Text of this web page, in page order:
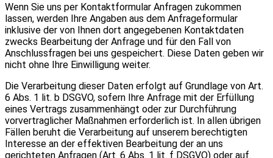
Wenn Sie uns per Kontaktformular Anfragen zukommen
lassen, werden Ihre Angaben aus dem Anfrageformular
inklusive der von Ihnen dort angegebenen Kontaktdaten
zwecks Bearbeitung der Anfrage und für den Fall von
Anschlussfragen bei uns gespeichert. Diese Daten geben wir
nicht ohne Ihre Einwilligung weiter.
Die Verarbeitung dieser Daten erfolgt auf Grundlage von Art.
6 Abs. 1 lit. b DSGVO, sofern Ihre Anfrage mit der Erfüllung
eines Vertrags zusammenhängt oder zur Durchführung
vorvertraglicher Maßnahmen erforderlich ist. In allen übrigen
Fällen beruht die Verarbeitung auf unserem berechtigten
Interesse an der effektiven Bearbeitung der an uns
gerichteten Anfragen (Art. 6 Abs. 1 lit. f DSGVO) oder auf